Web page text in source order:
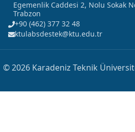
Egemenlik Caddesi 2, Nolu Sokak
Trabzon
+90 (462) 377 32 48
ktulabsdestek@ktu.edu.tr
© 2026 Karadeniz Teknik